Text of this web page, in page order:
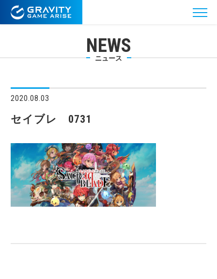
NEWS
ニュース
2020.08.03
セイブレ 0731